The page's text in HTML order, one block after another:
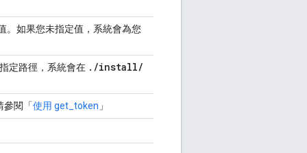
。如果您未指定值，系統會為您
定路徑，系統會在 . /install/
參閱「使用 get_token 」